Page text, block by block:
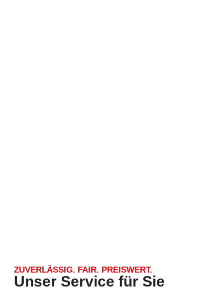
ZUVERLÄSSIG. FAIR. PREISWERT.
Unser Service für Sie